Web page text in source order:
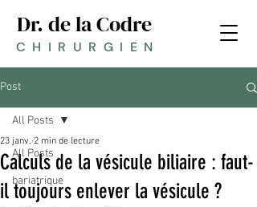
Dr. de la Codre
CHIRURGIEN
Post
All Posts
bariatrique
All Posts
Calculs de la vésicule biliaire : faut-
il toujours enlever la vésicule ?
23 janv. 2 min de lecture